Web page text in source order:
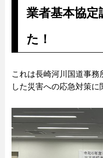
業者基本協定
た！
これは長崎河川国道事
した災害への応急対策に